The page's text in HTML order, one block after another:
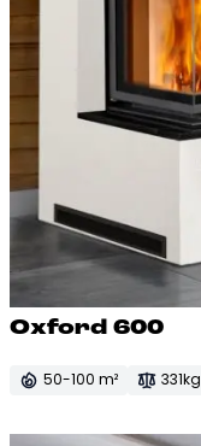
Ox­ford 600
50-100 m² 331kg